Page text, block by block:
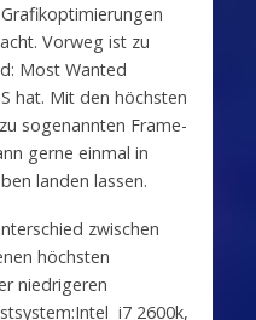
Vorweg ist zu
Most Wanted
hat. Mit den höchsten
sogenannten Frame-
gerne einmal in
landen lassen.
zwischen
höchsten
niedrigeren
i7 2600k,